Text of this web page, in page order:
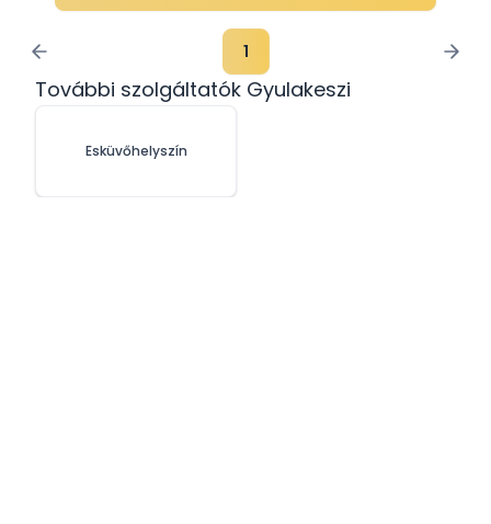
1
További szolgáltatók Gyulakeszi
Esküvőhelyszín